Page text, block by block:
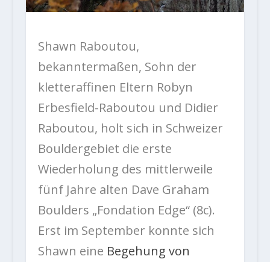
Shawn Raboutou,
bekanntermaßen, Sohn der
kletteraffinen Eltern Robyn
Erbesfield-Raboutou und Didier
Raboutou, holt sich in Schweizer
Bouldergebiet die erste
Wiederholung des mittlerweile
fünf Jahre alten Dave Graham
Boulders „Fondation Edge“ (8c).
Erst im September konnte sich
Shawn eine Begehung von